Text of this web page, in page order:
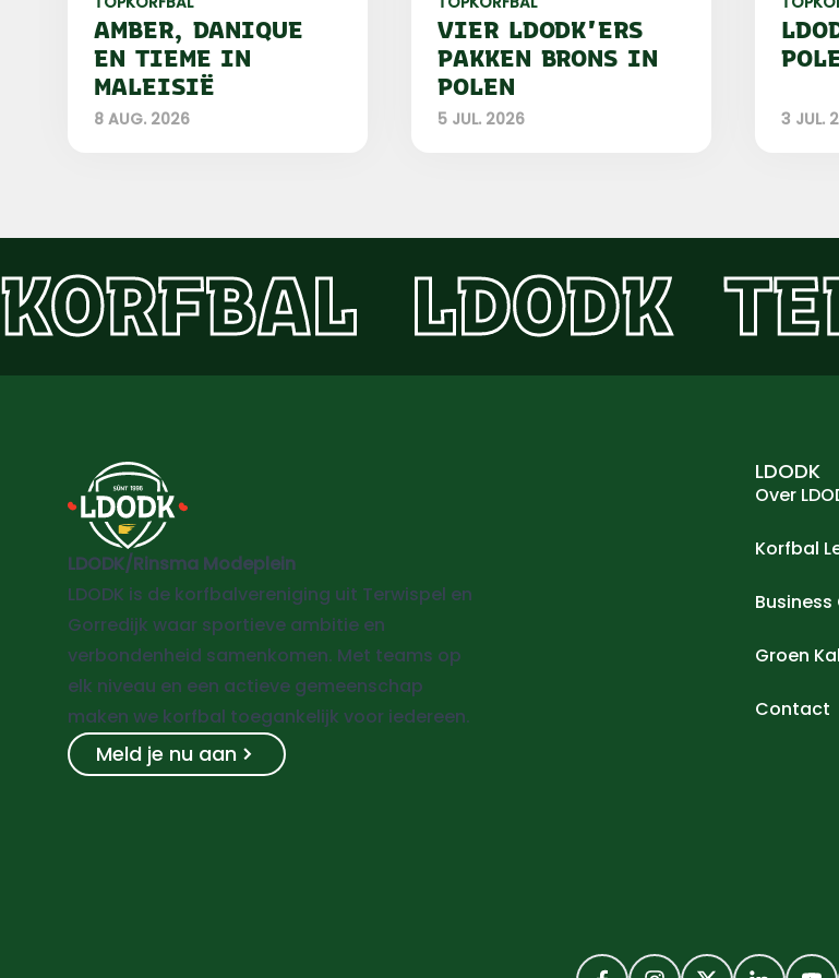
AMBER, DANIQUE
EN TIEME IN
MALEISIË
8 AUG. 2026
VIER LDODK'ERS
PAKKEN BRONS IN
POLEN
5 JUL. 2026 3 JUL.
KORFBAL LDODK
LDODK/Rinsma Modeplein
LDODK is de korfbalvereniging uit Terwispel en
Gorredijk waar sportieve ambitie en
verbondenheid samenkomen. Met teams op
elk niveau en een actieve gemeenschap
maken we korfbal toegankelijk voor iedereen.
Meld je nu aan
LDODK
Over
Korfbal
Business
Groen
Contact
FacebookInstagram
TwitterLinkedIn